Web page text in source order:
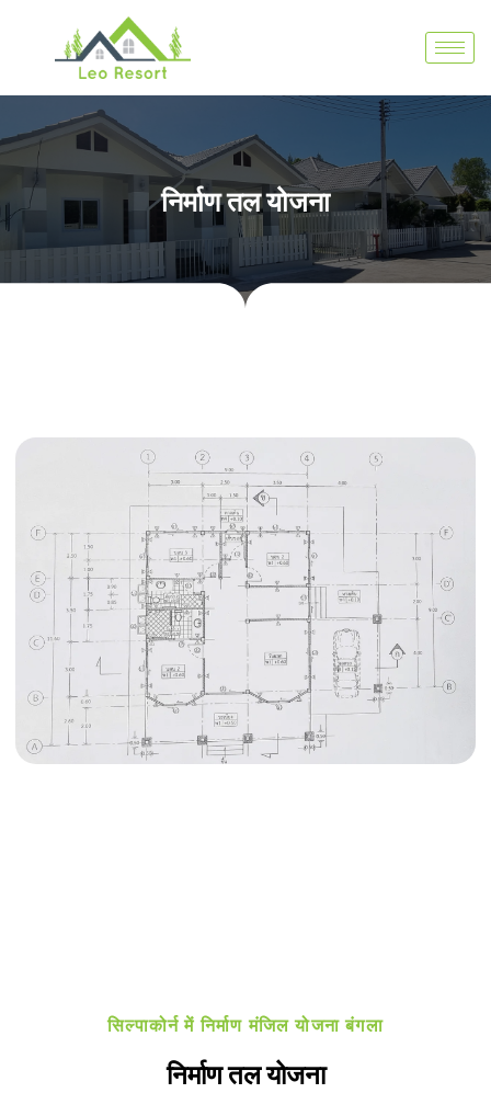
निर्माण तल योजना
सिल्पाकोर्न में निर्माण मंजिल योजना बंगला
निर्माण तल योजना